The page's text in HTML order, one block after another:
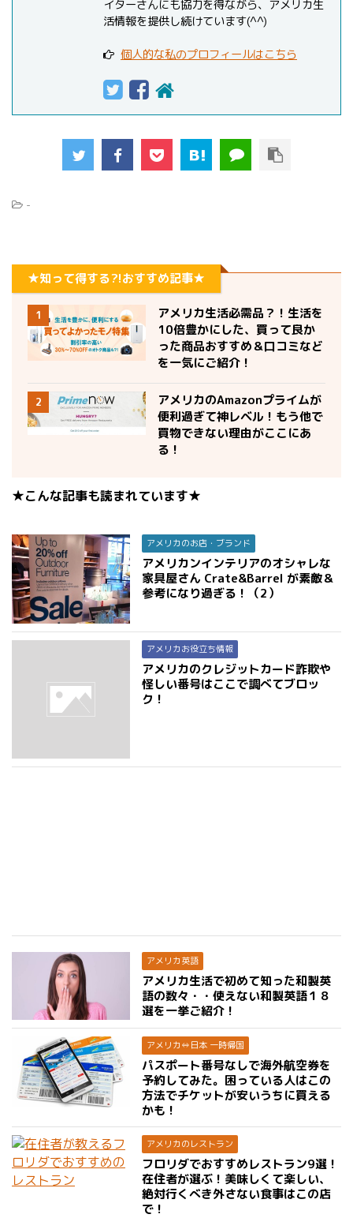
イターさんにも協力を得ながら、アメリカ生
活情報を提供し続けています(^^)
個人的な私のプロフィールはこちら
-
★知って得する?!おすすめ記事★
1
アメリカ生活必需品？！生活を
10倍豊かにした、買って良か
った商品おすすめ＆口コミなど
を一気にご紹介！
2
アメリカのAmazonプライムが
便利過ぎて神レベル！もう他で
買物できない理由がここにあ
る！
★こんな記事も読まれています★
アメリカのお店・ブランド
アメリカンインテリアのオシャレな
家具屋さん Crate&Barrel が素敵＆
参考になり過ぎる！（2）
アメリカお役立ち情報
アメリカのクレジットカード詐欺や
怪しい番号はここで調べてブロッ
ク！
アメリカ英語
アメリカ生活で初めて知った和製英
語の数々・・使えない和製英語１８
選を一挙ご紹介！
アメリカ⇔日本 一時帰国
パスポート番号なしで海外航空券を
予約してみた。困っている人はこの
方法でチケットが安いうちに買える
かも！
アメリカのレストラン
フロリダでおすすめレストラン9選！
在住者が選ぶ！美味しくて楽しい、
絶対行くべき外さない食事はこの店
で！